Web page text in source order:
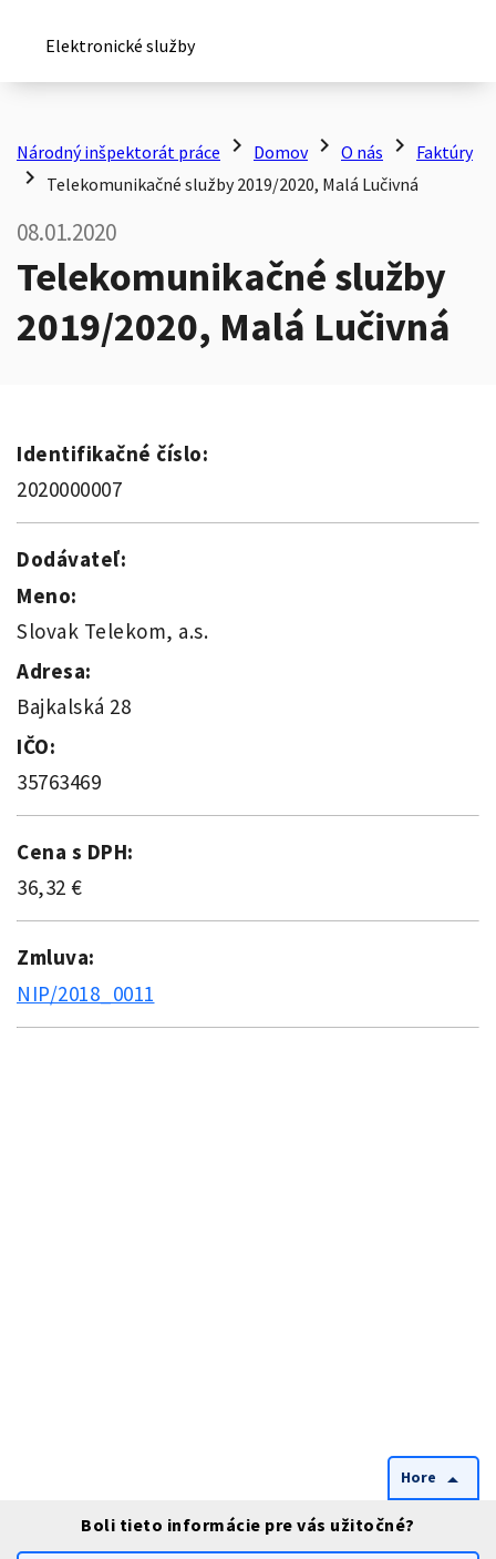
Elektronické služby
Národný inšpektorát práce chevron_right Domov chevron_right O nás chevron_right Faktúry
chevron_right Telekomunikačné služby 2019/2020, Malá Lučivná
08.01.2020
Telekomunikačné služby
2019/2020, Malá Lučivná
Identifikačné číslo:
2020000007
Dodávateľ:
Meno:
Slovak Telekom, a.s.
Adresa:
Bajkalská 28
IČO:
35763469
Cena s DPH:
36,32 €
Zmluva:
NIP/2018_0011
Hore arrow_drop_up
Boli tieto informácie pre vás užitočné?